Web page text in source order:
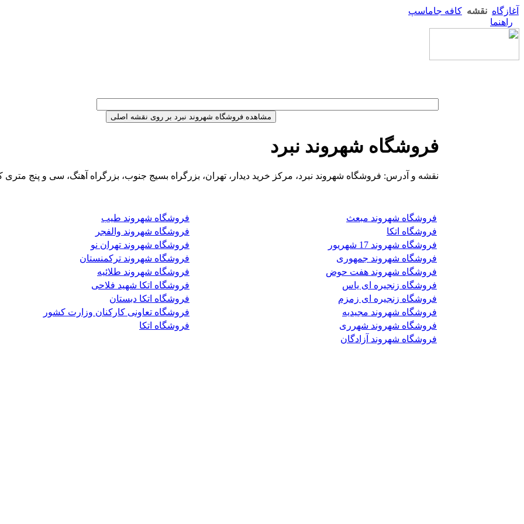
آغازگاه نقشه کافه جاماسپ
راهنما
فروشگاه شهروند نبرد
نقشه و آدرس: فروشگاه شهروند نبرد، مرکز خرید دیدار، تهران، بزرگراه بسیج جنوب، بزرگراه آهنگ، سی و پنج متری
فروشگاه شهروند مبعث
فروشگاه شهروند طیب
فروشگاه اتکا
فروشگاه شهروند والفجر
فروشگاه شهروند 17 شهریور
فروشگاه شهروند تهران نو
فروشگاه شهروند جمهوری
فروشگاه شهروند ترکمنستان
فروشگاه شهروند هفت حوض
فروشگاه شهروند طلائیه
فروشگاه زنجیره ای یاس
فروشگاه اتکا شهید فلاحی
فروشگاه زنجیره ای زمزم
فروشگاه اتکا دبستان
فروشگاه شهروند مجیدیه
فروشگاه تعاونی کارکنان وزارت کشور
فروشگاه شهروند شهرری
فروشگاه اتکا
فروشگاه شهروند آزادگان